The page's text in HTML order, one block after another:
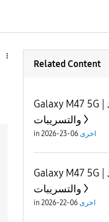
Related Content
Galaxy M47 5G | ما الجديد
والتسريبات
in اخرى 06-23-2026
Galaxy M47 5G | ما الجديد
والتسريبات
in اخرى 06-22-2026